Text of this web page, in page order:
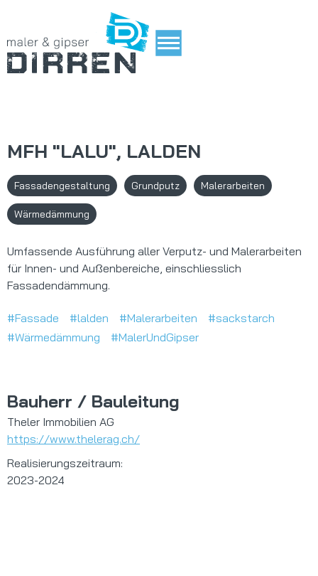
MFH "LALU", LALDEN
Fassadengestaltung Grundputz Malerarbeiten
Wärmedämmung
Umfassende Ausführung aller Verputz- und Malerarbeiten
für Innen- und Außenbereiche, einschliesslich
Fassadendämmung.
#Fassade #lalden #Malerarbeiten
#sackstarch
#Wärmedämmung
#MalerUndGipser
Bauherr / Bauleitung
Theler Immobilien AG
https://www.thelerag.ch/
Realisierungszeitraum:
2023-2024